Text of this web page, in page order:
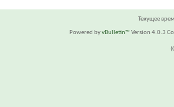
Текущее
Powered byvBulletin™ Version 4.0.3